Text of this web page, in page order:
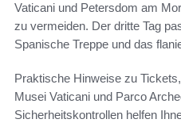
Vaticani und Petersdom am
zu vermeiden. Der dritte Tag
Spanische Treppe und das
Praktische Hinweise zu
Musei Vaticani und Parco
Sicherheitskontrollen helfen